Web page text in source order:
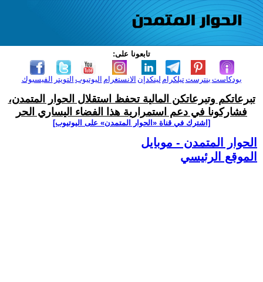
تابعونا على:
الفيسبوك التويتر اليوتيوب الانستغرام لينكدإن تيلكرامبنترست بودكاست
تبرعاتكم وتبرعاتكن المالية تحفظ استقلال الحوار المتمدن،
فشاركونا في دعم استمرارية هذا الفضاء اليساري الحر
[اشترك في قناة ‫«الحوار المتمدن» على اليوتيوب]
الحوار المتمدن - موبايل
الموقع الرئيسي